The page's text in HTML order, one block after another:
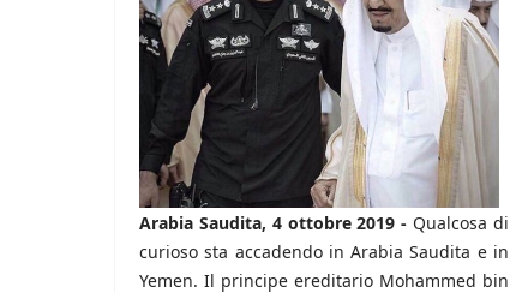
Arabia Saudita, 4 ottobre 2019 - Qualcosa di
curioso sta accadendo in Arabia Saudita e in
Yemen. Il principe ereditario Mohammed bin